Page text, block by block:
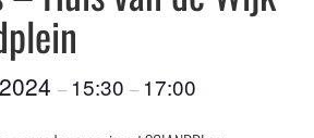
– 15:30 – 17:00